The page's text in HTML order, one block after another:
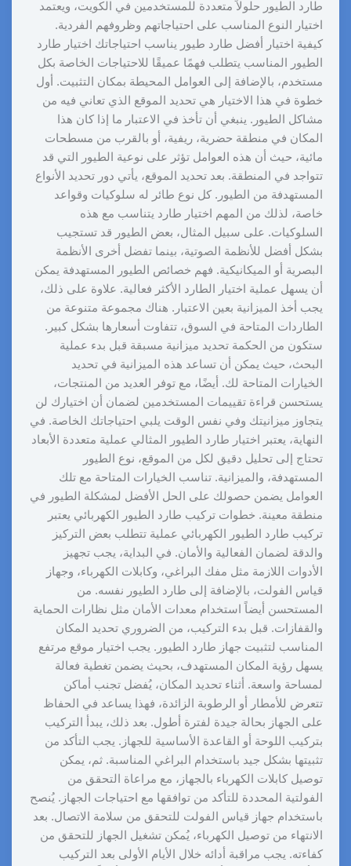
طارد الطيور حلولاً متعددة للمستخدمين في الكويت، ويعتمد
اختيار النوع المناسب على احتياجاتهم وظروفهم الفردية.
كيفية اختيار أفضل طارد طيور يناسب احتياجاتك اختيار طارد
الطيور المناسب يتطلب فهمًا عميقًا للاحتياجات الخاصة بكل
مستخدم، بالإضافة إلى العوامل المحيطة بمكان التثبيت. أول
خطوة في هذا الاختيار هي تحديد الموقع الذي تعاني فيه من
مشاكل الطيور. ينبغي أن تأخذ في الاعتبار ما إذا كان هذا
المكان في منطقة حضرية، ريفية، أو بالقرب من مسطحات
مائية، حيث أن هذه العوامل تؤثر على نوعية الطيور التي قد
تتواجد في المنطقة. بعد تحديد الموقع، يأتي دور تحديد الأنواع
المستهدفة من الطيور. كل نوع طائر له سلوكيات وقواعد
خاصة، لذلك من المهم اختيار طارد يتناسب مع هذه
السلوكيات. على سبيل المثال، بعض الطيور قد تستجيب
بشكل أفضل للأنظمة الصوتية، بينما تفضل أخرى الأنظمة
البصرية أو الميكانيكية. فهم خصائص الطيور المستهدفة يمكن
أن يسهل عملية اختيار الطارد الأكثر فعالية. علاوة على ذلك،
يجب أخذ الميزانية بعين الاعتبار. هناك مجموعة متنوعة من
الطاردات المتاحة في السوق، تتفاوت أسعارها بشكل كبير.
ستكون من الحكمة تحديد ميزانية مسبقة قبل بدء عملية
البحث، حيث يمكن أن تساعد هذه الميزانية في تحديد
الخيارات المتاحة لك. أيضًا، مع توفر العديد من المنتجات،
يستحسن قراءة تقييمات المستخدمين لضمان أن اختيارك لن
يتجاوز ميزانيتك وفي نفس الوقت يلبي احتياجاتك الخاصة. في
النهاية، يعتبر اختيار طارد الطيور المثالي عملية متعددة الأبعاد
تحتاج إلى تحليل دقيق لكل من الموقع، نوع الطيور
المستهدفة، والميزانية. تناسب الخيارات المتاحة مع تلك
العوامل يضمن حصولك على الحل الأفضل لمشكلة الطيور في
منطقة معينة. خطوات تركيب طارد الطيور الكهربائي يعتبر
تركيب طارد الطيور الكهربائي عملية تتطلب بعض التركيز
والدقة لضمان الفعالية والأمان. في البداية، يجب تجهيز
الأدوات اللازمة مثل مفك البراغي، وكابلات الكهرباء، وجهاز
قياس الفولت، بالإضافة إلى طارد الطيور نفسه. من
المستحسن أيضاً استخدام معدات الأمان مثل نظارات الحماية
والقفازات. قبل بدء التركيب، من الضروري تحديد المكان
المناسب لتثبيت جهاز طارد الطيور. يجب اختيار موقع مرتفع
يسهل رؤية المكان المستهدف، بحيث يضمن تغطية فعالة
لمساحة واسعة. أثناء تحديد المكان، يُفضل تجنب أماكن
تتعرض للأمطار أو الرطوبة الزائدة، فهذا يساعد في الحفاظ
على الجهاز بحالة جيدة لفترة أطول. بعد ذلك، يبدأ التركيب
بتركيب اللوحة أو القاعدة الأساسية للجهاز. يجب التأكد من
تثبيتها بشكل جيد باستخدام البراغي المناسبة. ثم، يمكن
توصيل كابلات الكهرباء بالجهاز، مع مراعاة التحقق من
الفولتية المحددة للتأكد من توافقها مع احتياجات الجهاز. يُنصح
باستخدام جهاز قياس الفولت للتحقق من سلامة الاتصال. بعد
الانتهاء من توصيل الكهرباء، يُمكن تشغيل الجهاز للتحقق من
كفاءته. يجب مراقبة أدائه خلال الأيام الأولى بعد التركيب